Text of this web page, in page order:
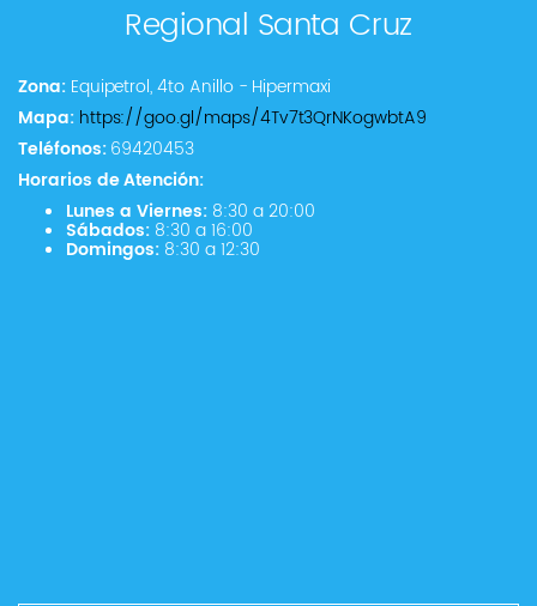
Regional Santa Cruz
Zona:Equipetrol, 4to Anillo - Hipermaxi
Mapa: https://goo.gl/maps/4Tv7t3QrNKogwbtA9
Teléfonos:69420453
Horarios de Atención:
Lunes a Viernes: 8:30 a 20:00
Sábados: 8:30 a 16:00
Domingos: 8:30 a 12:30